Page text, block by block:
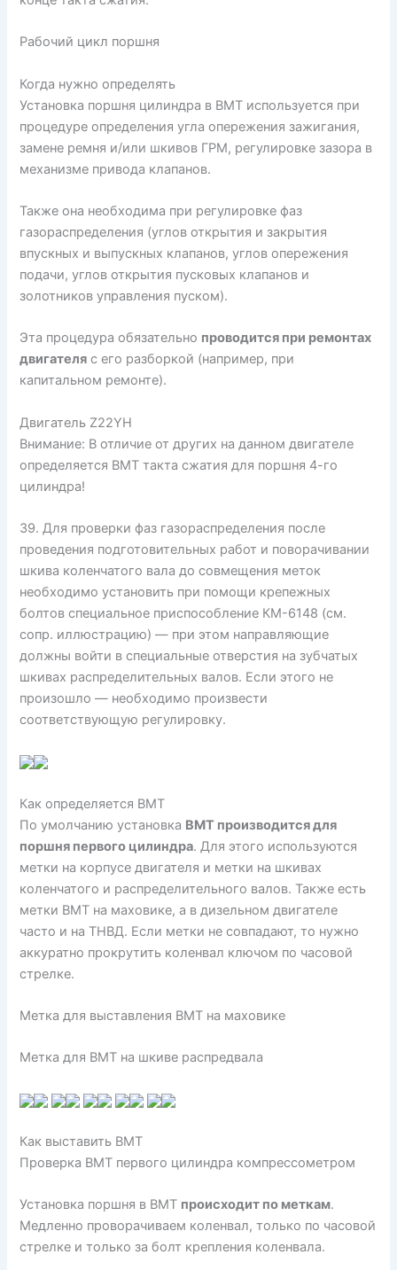
Рабочий цикл поршня
Когда нужно определять
Установка поршня цилиндра в ВМТ используется при
процедуре определения угла опережения зажигания,
замене ремня и/или шкивов ГРМ, регулировке зазора в
механизме привода клапанов.
Также она необходима при регулировке фаз
газораспределения (углов открытия и закрытия
впускных и выпускных клапанов, углов опережения
подачи, углов открытия пусковых клапанов и
золотников управления пуском).
Эта процедура обязательно проводится при ремонтах
двигателя с его разборкой (например, при
капитальном ремонте).
Двигатель Z22YH
Внимание: В отличие от других на данном двигателе
определяется ВМТ такта сжатия для поршня 4-го
цилиндра!
39. Для проверки фаз газораспределения после
проведения подготовительных работ и поворачивании
шкива коленчатого вала до совмещения меток
необходимо установить при помощи крепежных
болтов специальное приспособление КМ-6148 (см.
сопр. иллюстрацию) — при этом направляющие
должны войти в специальные отверстия на зубчатых
шкивах распределительных валов. Если этого не
произошло — необходимо произвести
соответствующую регулировку.
Как определяется ВМТ
По умолчанию установка ВМТ производится для
поршня первого цилиндра. Для этого используются
метки на корпусе двигателя и метки на шкивах
коленчатого и распределительного валов. Также есть
метки ВМТ на маховике, а в дизельном двигателе
часто и на ТНВД. Если метки не совпадают, то нужно
аккуратно прокрутить коленвал ключом по часовой
стрелке.
Метка для выставления ВМТ на маховике
Метка для ВМТ на шкиве распредвала
Как выставить ВМТ
Проверка ВМТ первого цилиндра компрессометром
Установка поршня в ВМТ происходит по меткам.
Медленно проворачиваем коленвал, только по часовой
стрелке и только за болт крепления коленвала.